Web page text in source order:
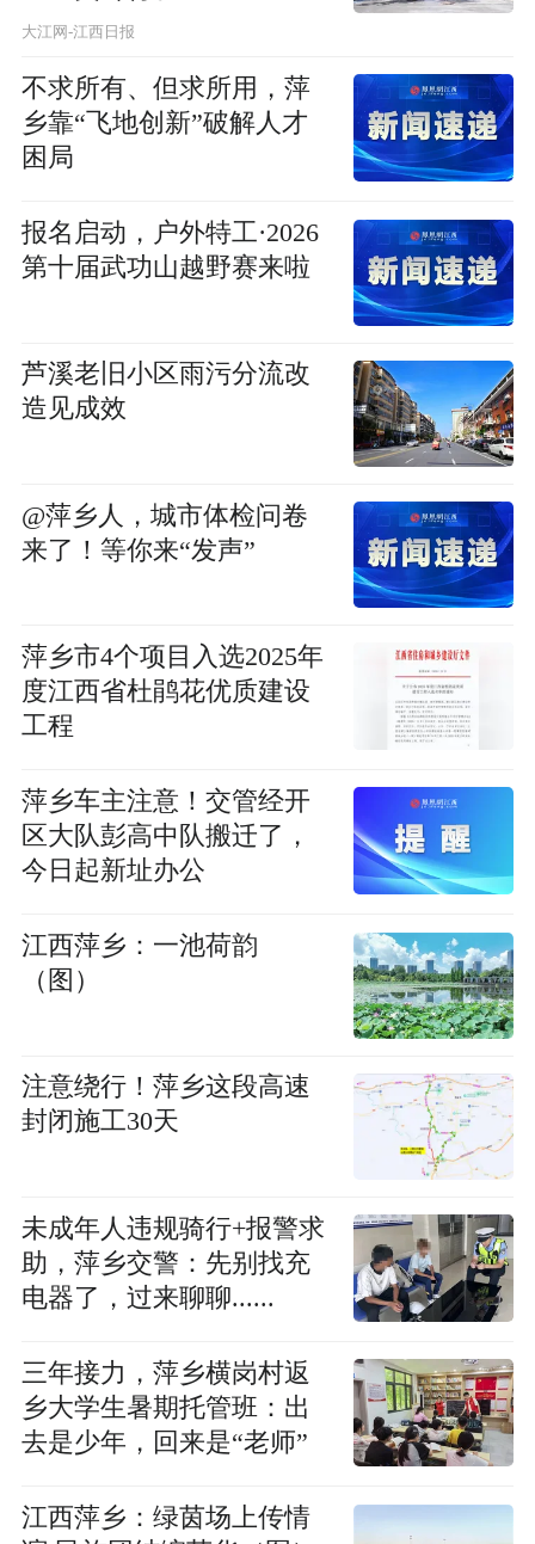
大江网-江西日报
不求所有、但求所用，萍
乡靠“飞地创新”破解人才
困局
报名启动，户外特工·2026
第十届武功山越野赛来啦
芦溪老旧小区雨污分流改
造见成效
@萍乡人，城市体检问卷
来了！等你来“发声”
萍乡市4个项目入选2025年
度江西省杜鹃花优质建设
工程
萍乡车主注意！交管经开
区大队彭高中队搬迁了，
今日起新址办公
江西萍乡：一池荷韵
（图）
注意绕行！萍乡这段高速
封闭施工30天
未成年人违规骑行+报警求
助，萍乡交警：先别找充
电器了，过来聊聊......
三年接力，萍乡横岗村返
乡大学生暑期托管班：出
去是少年，回来是“老师”
江西萍乡：绿茵场上传情